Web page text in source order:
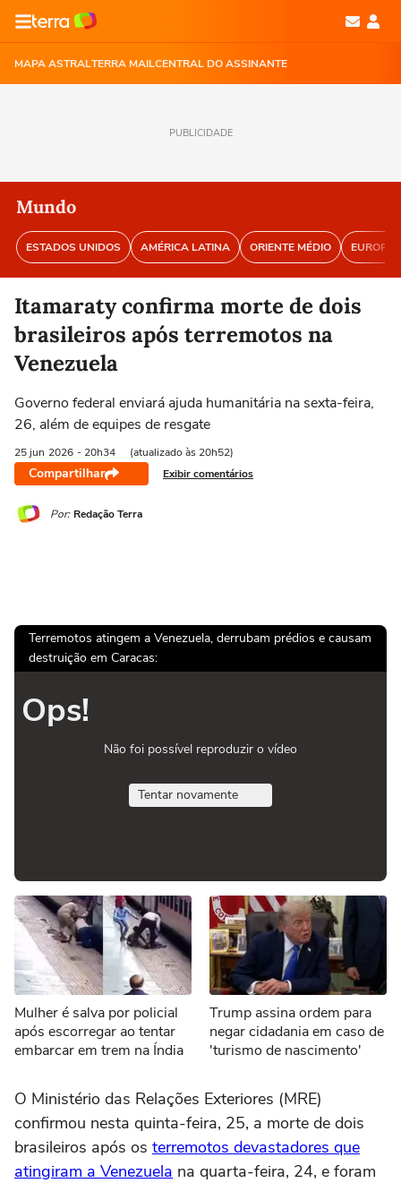
MAPA ASTRALTERRA MAILCENTRAL DO ASSINANTE
PUBLICIDADE
Mundo
ESTADOS UNIDOS AMÉRICA LATINA ORIENTE MÉDIO EUROPA
Itamaraty confirma morte de dois
brasileiros após terremotos na
Venezuela
Governo federal enviará ajuda humanitária na sexta-feira,
26, além de equipes de resgate
25 jun 2026 - 20h34 (atualizado às 20h52)
Compartilhar Exibir comentários
Por: Redação Terra
Terremotos atingem a Venezuela, derrubam prédios e causam
destruição em Caracas:
Ops!
Não foi possível reproduzir o vídeo
Tentar novamente
Mulher é salva por policial
após escorregar ao tentar
embarcar em trem na Índia
Trump assina ordem para
negar cidadania em caso de
'turismo de nascimento'
O Ministério das Relações Exteriores (MRE)
confirmou nesta quinta-feira, 25, a morte de dois
brasileiros após os terremotos devastadores que
atingiram a Venezuela na quarta-feira, 24, e foram